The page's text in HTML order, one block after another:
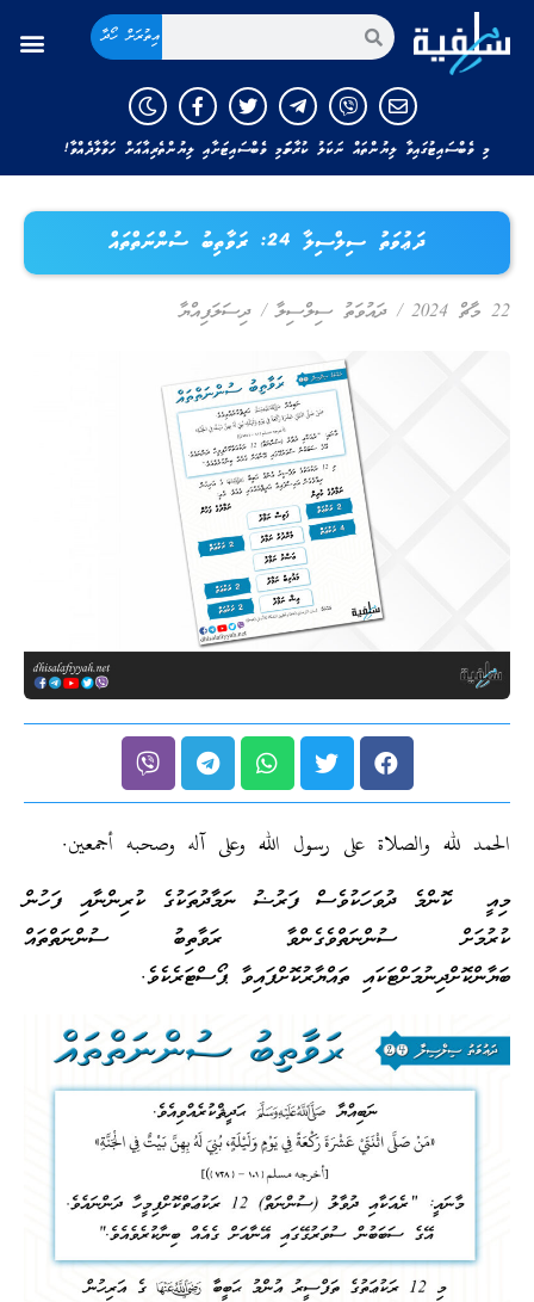
އިތުރަށް ހޯދާ
މި ވެބްސައިޓުގައިވާ ލިޔުންތައް ނަކަލު ކުރާނަމަ މި ވެބްސައިޓަށާއި ލިޔުންތެރިއާއަށް ހަވާލާދެއްވާ!
ދަޢުވަތު ސިލްސިލާ 24: ރަވާތިބު ސުންނަތްތައް
22 މާޗް 2024 / ދައުވަތު ސިލްސިލާ / ދިސަލަފިއްޔާ
الحمد لله والصلاة على رسول الله وعلى آله وصحبه أجمعين.
މިއީ ކޮންމެ ދުވަހަކުވެސް ފަރުޟު ނަމާދުތަކުގެ ކުރިންނާއި ފަހުން
ކުރުމަށް ސުންނަތްވެގެންވާ ރަވާތިބު ސުންނަތްތައް
ބަޔާންކޮށްދިނުމަށްޓަކައި ތައްޔާރުކޮށްފައިވާ ޕޯސްޓަރެކެވެ.